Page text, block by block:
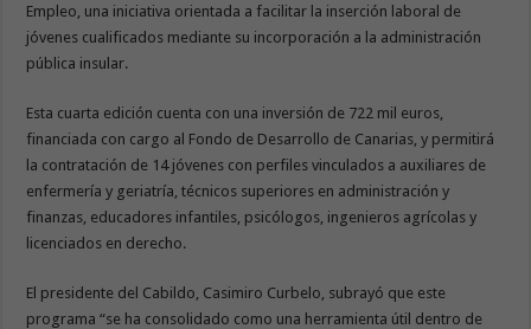
Empleo, una iniciativa orientada a facilitar la inserción laboral de
jóvenes cualificados mediante su incorporación a la administración
pública insular.
Esta cuarta edición cuenta con una inversión de 722 mil euros,
financiada con cargo al Fondo de Desarrollo de Canarias, y permitirá
la contratación de 14 jóvenes con perfiles vinculados a auxiliares de
enfermería y geriatría, técnicos superiores en administración y
finanzas, educadores infantiles, psicólogos, ingenieros agrícolas y
licenciados en derecho.
El presidente del Cabildo, Casimiro Curbelo, subrayó que este
programa “se ha consolidado como una herramienta útil dentro de